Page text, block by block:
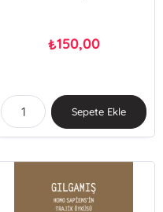
₺150,00
Sepete Ekle